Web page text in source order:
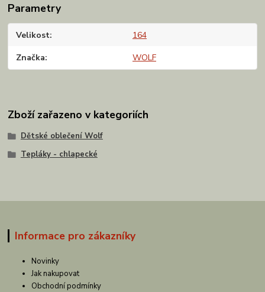
Parametry
Velikost 164
Značka WOLF
Zboží zařazeno v kategoriích
Dětské oblečení Wolf
Tepláky - chlapecké
Informace pro zákazníky
Novinky
Jak nakupovat
Obchodní podmínky